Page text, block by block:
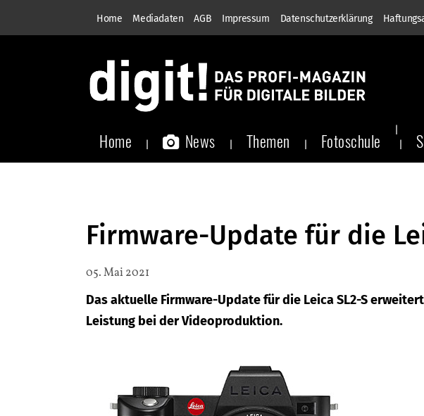
Home Mediadaten AGB Impressum Datenschutzerklärung
Home News Themen Fotoschule
Firmware-Update für die
05. Mai 2021
Das aktuelle Firmware-Update für die Leica SL2-S
Leistung bei der Videoproduktion.